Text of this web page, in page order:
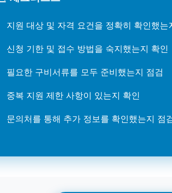
지원 대상 및 자격 요건을 정확히 확인했는
신청 기한 및 접수 방법을 숙지했는지 확인
필요한 구비서류를 모두 준비했는지 점검
중복 지원 제한 사항이 있는지 확인
문의처를 통해 추가 정보를 확인했는지 점